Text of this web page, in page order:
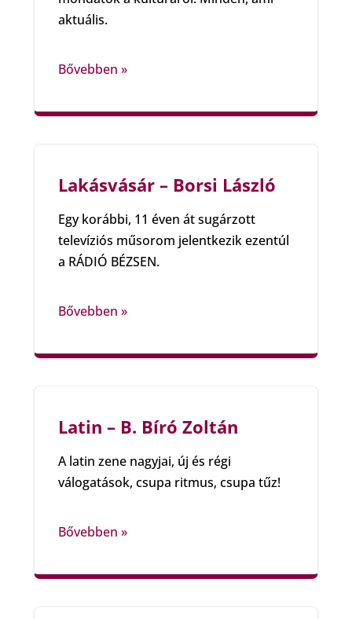
aktuális.
Bővebben »
Lakásvásár – Borsi László
Egy korábbi, 11 éven át sugárzott
televíziós műsorom jelentkezik ezentúl
a RÁDIÓ BÉZSEN.
Bővebben »
Latin – B. Bíró Zoltán
A latin zene nagyjai, új és régi
válogatások, csupa ritmus, csupa tűz!
Bővebben »